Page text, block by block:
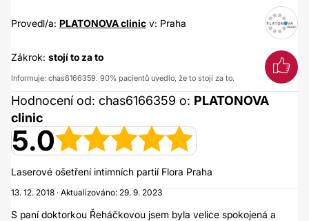
Provedl/a: PLATONOVA clinic v: Praha
Zákrok: stojí to za to
Informuje: chas6166359. 90% pacientů uvedlo, že to stojí za to.
Hodnocení od: chas6166359 o: PLATONOVA
clinic
5.0
Laserové ošetření intimních partií Flora Praha
13. 12. 2018 · Aktualizováno: 29. 9. 2023
S paní doktorkou Řeháčkovou jsem byla velice spokojená a